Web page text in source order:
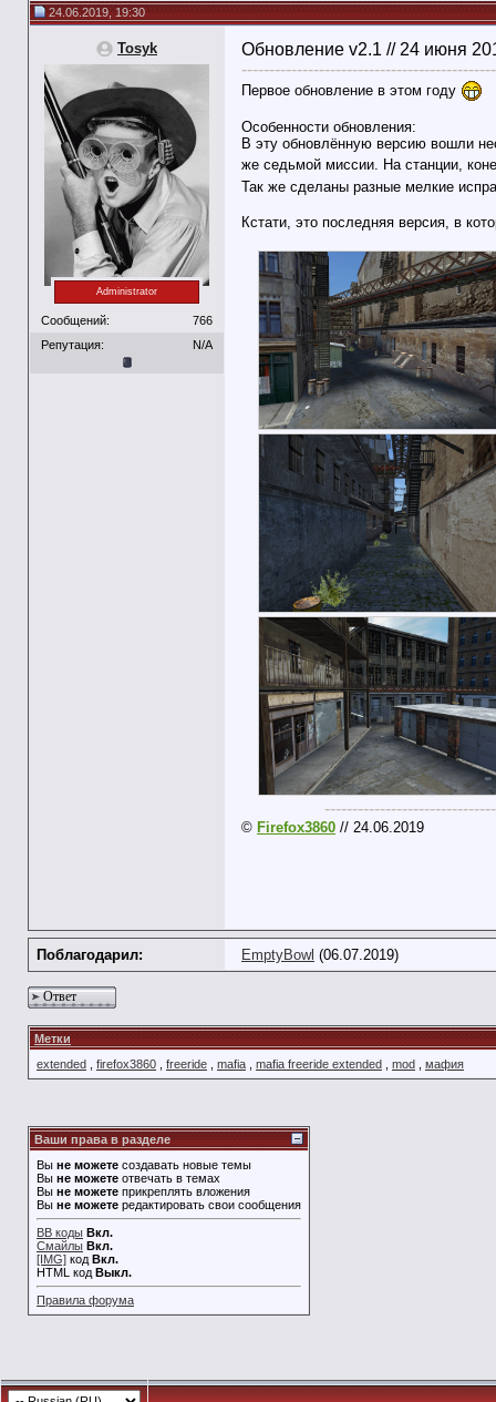
24.06.2019, 19:30
Tosyk
Administrator
Сообщений:
766
Репутация:
N/A
Обновление v2.1 // 24 июня
Первое обновление в этом году
Особенности обновления:
В эту обновлённую версию вошли
же седьмой миссии. На станции,
Так же сделаны разные мелкие
Кстати, это последняя версия, в
© Firefox3860 // 24.06.2019
Поблагодарил: EmptyBowl (06.07.2019)
Ответ
Метки
extended
firefox3860 freeride mafia mafia freeride extended mod мафия
Ваши права в разделе
Вы не можете создавать новые темы
Вы не можете отвечать в темах
Вы не можете прикреплять вложения
Вы не можете редактировать свои сообщения
BB коды Вкл.
Смайлы Вкл.
[IMG] код Вкл.
HTML код Выкл.
Правила форума